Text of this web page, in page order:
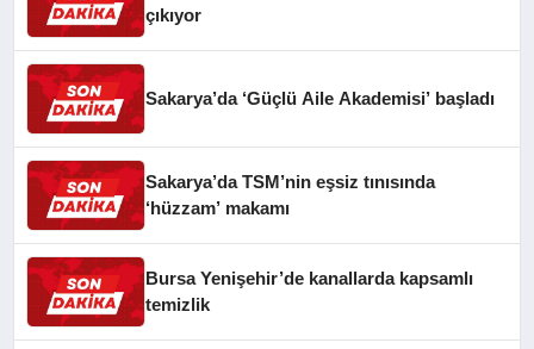
çıkıyor
Sakarya’da ‘Güçlü Aile Akademisi’ başladı
Sakarya’da TSM’nin eşsiz tınısında
‘hüzzam’ makamı
Bursa Yenişehir’de kanallarda kapsamlı
temizlik